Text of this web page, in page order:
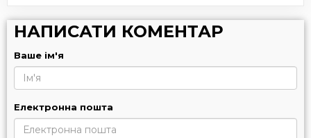
НАПИСАТИ КОМЕНТАР
Ваше ім'я
Електронна пошта